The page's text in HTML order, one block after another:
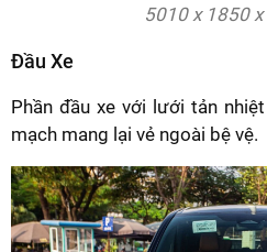
5010 x 1850
Đầu Xe
Phần đầu xe với lưới tản
mạch mang lại vẻ ngoài bệ vệ.